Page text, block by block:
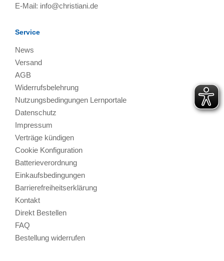
E-Mail: info@christiani.de
Service
News
Versand
AGB
Widerrufsbelehrung
Nutzungsbedingungen Lernportale
Datenschutz
Impressum
Verträge kündigen
Cookie Konfiguration
Batterieverordnung
Einkaufsbedingungen
Barrierefreiheitserklärung
Kontakt
Direkt Bestellen
FAQ
Bestellung widerrufen